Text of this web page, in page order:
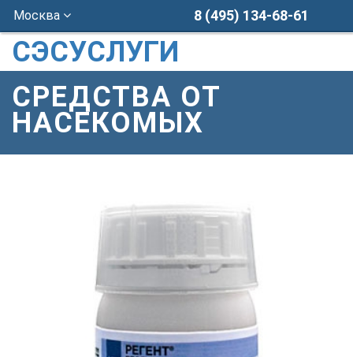
Москва 8 (495) 134-68-61
СЭСУСЛУГИ
СРЕДСТВА ОТ
НАСЕКОМЫХ